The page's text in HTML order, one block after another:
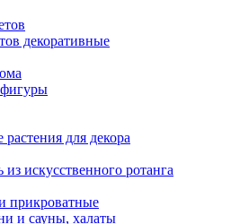
декоративные
для декора
из искусственного ротанга
прикроватные
и сауны, халаты